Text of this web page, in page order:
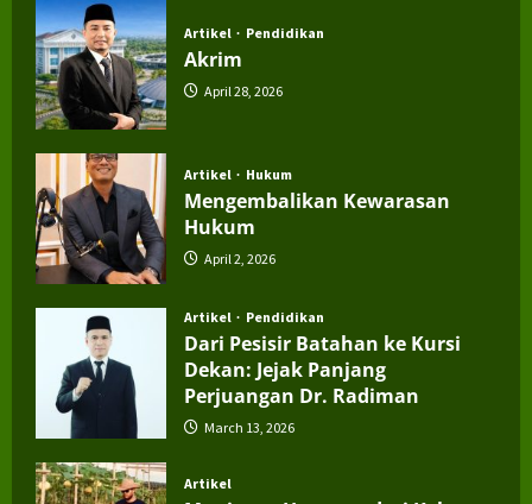
Artikel Pendidikan
Akrim
April 28, 2026
Artikel Hukum
Mengembalikan Kewarasan
Hukum
April 2, 2026
Artikel Pendidikan
Dari Pesisir Batahan ke Kursi
Dekan: Jejak Panjang
Perjuangan Dr. Radiman
March 13, 2026
Artikel